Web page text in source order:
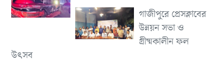
গাজীপুরে প্রেসক্লাবের
উন্নয়ন সভা ও
গ্রীষ্মকালীন ফল
উৎসব